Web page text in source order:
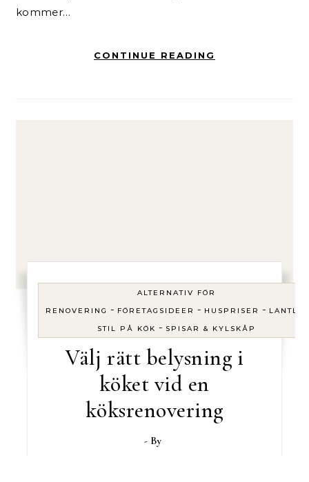
kommer…
CONTINUE READING
ALTERNATIV FÖR
RENOVERING
- FÖRETAGSIDEER - HUSPRISER - LANTLIG
STIL PÅ KÖK - SPISAR & KYLSKÅP
Välj rätt belysning i
köket vid en
köksrenovering
- By